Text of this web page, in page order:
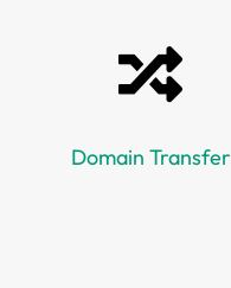
Domain Transfer